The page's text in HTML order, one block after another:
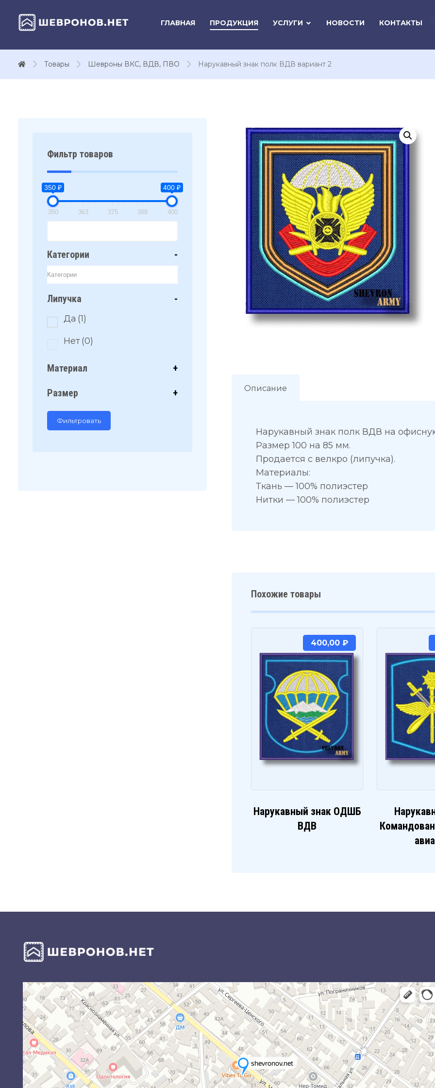
ГЛАВНАЯ ПРОДУКЦИЯ УСЛУГИ НОВОСТИ КОНТАКТЫ
Товары Шевроны ВКС, ВДВ, ПВО Нарукавный знак полк ВДВ вариант 2
Описание
Нарукавный знак полк ВДВ на
Размер 100 на 85 мм.
Продается с велкро (липучка).
Материалы:
Ткань — 100% полиэстер
Нитки — 100% полиэстер
Похожие товары
Нарукавный знак ОДШБ
ВДВ
400,00 ₽
Фильтр товаров
350 ₽ 400 ₽
350 363 375 388 400
Категории -
Липучка -
Да (1)
Нет(0)
Материал +
Размер +
Фильтровать